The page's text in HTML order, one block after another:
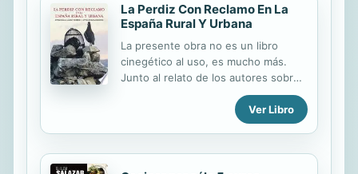
La Perdiz Con Reclamo En La
España Rural Y Urbana
La presente obra no es un libro
cinegético al uso, es mucho más.
Junto al relato de los autores sobre
alguna jornada cinegética, algo muy
propio de la literatura cinegética, el
lector encontrará abundante
económica, institucional e incluso
Ver Libro